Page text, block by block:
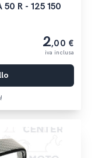
50 R - 125 150
2,00 €
iva inclusa